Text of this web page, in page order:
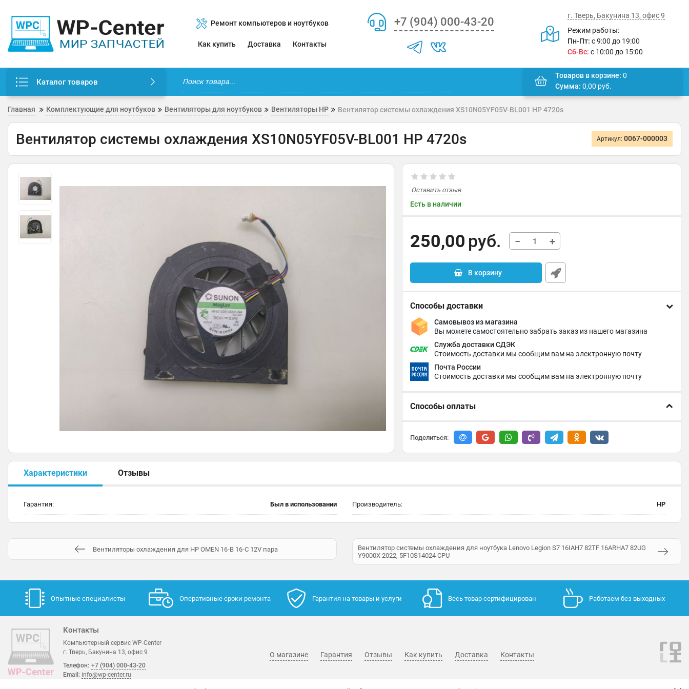
Ремонт компьютеров и ноутбуков
Как купить Доставка Контакты
+7 (904) 000-43-20
г. Тверь, Бакунина 13, офис 9
Режим работы:
Пн-Пт: с 9:00 до 19:00
Сб-Вс: с 10:00 до 15:00
Каталог товаров
Товаров в корзине: 0
Сумма: 0,00 руб.
Главная Комплектующие для ноутбуков Вентиляторы для ноутбуков Вентиляторы HP Вентилятор системы охлаждения XS10N05YF05V-BL001 HP 4720s
Вентилятор системы охлаждения XS10N05YF05V-BL001 HP 4720s Артикул: 0067-000003
Оставить отзыв
Есть в наличии
250,00 руб. − +
В корзину
Способы доставки
Самовывоз из магазина
Вы можете самостоятельно забрать заказ из нашего магазина
Служба доставки СДЭК
Стоимость доставки мы сообщим вам на электронную почту
Почта России
Стоимость доставки мы сообщим вам на электронную почту
Способы оплаты
Поделиться:
Характеристики Отзывы
Гарантия: Был в использовании Производитель: НР
Вентиляторы охлаждения для HP OMEN 16-B 16-C 12V пара
Вентилятор системы охлаждения для ноутбука Lenovo Legion S7 16IAH7 82TF 16ARHA7 82UG
Y9000X 2022, 5F10S14024 CPU
Опытные специалисты Оперативные сроки ремонта Гарантия на товары и услуги Весь товар сертифицирован Работаем без выходных
Контакты
Компьютерный сервис WP-Center
г. Тверь, Бакунина 13, офис 9
Телефон: +7 (904) 000-43-20
Email: info@wp-center.ru
О магазине Гарантия Отзывы Как купить Доставка Контакты